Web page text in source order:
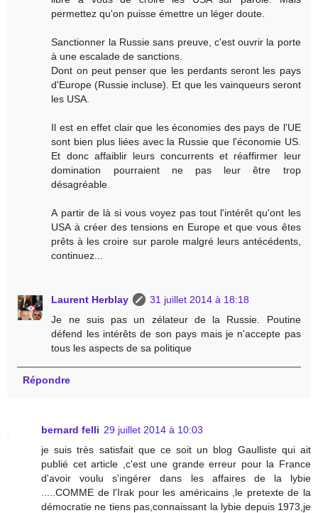
permettez qu'on puisse émettre un léger doute.
Sanctionner la Russie sans preuve, c'est ouvrir la porte
à une escalade de sanctions.
Dont on peut penser que les perdants seront les pays
d'Europe (Russie incluse). Et que les vainqueurs seront
les USA.
Il est en effet clair que les économies des pays de l'UE
sont bien plus liées avec la Russie que l'économie US.
Et donc affaiblir leurs concurrents et réaffirmer leur
domination pourraient ne pas leur être trop
désagréable.
A partir de là si vous voyez pas tout l'intérêt qu'ont les
USA à créer des tensions en Europe et que vous êtes
prêts à les croire sur parole malgré leurs antécédents,
continuez...
Laurent Herblay
31 juillet 2014 à 18:18
Je ne suis pas un zélateur de la Russie. Poutine
défend les intérêts de son pays mais je n'accepte pas
tous les aspects de sa politique
Répondre
bernard felli 29 juillet 2014 à 10:03
je suis très satisfait que ce soit un blog Gaulliste qui ait
publié cet article ,c'est une grande erreur pour la France
d'avoir voulu s'ingérer dans les affaires de la lybie
.....COMME de l'Irak pour les américains ,le pretexte de la
démocratie ne tiens pas,connaissant la lybie depuis 1973,je